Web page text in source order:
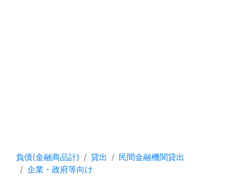
負債(金融商品計) 貸出
民間金融機関貸出
企業・政府等向け